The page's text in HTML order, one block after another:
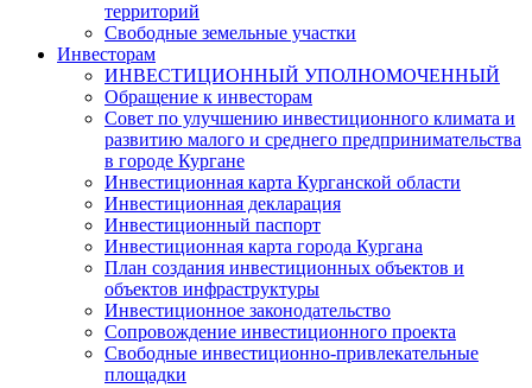
территорий
Свободные земельные участки
Инвесторам
ИНВЕСТИЦИОННЫЙ УПОЛНОМОЧЕННЫЙ
Обращение к инвесторам
Совет по улучшению инвестиционного климата и
развитию малого и среднего предпринимательства
в городе Кургане
Инвестиционная карта Курганской области
Инвестиционная декларация
Инвестиционный паспорт
Инвестиционная карта города Кургана
План создания инвестиционных объектов и
объектов инфраструктуры
Инвестиционное законодательство
Сопровождение инвестиционного проекта
Свободные инвестиционно-привлекательные
площадки